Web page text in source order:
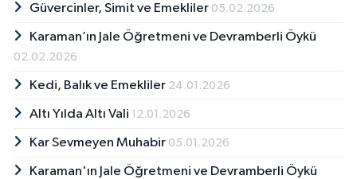
Güvercinler, Simit ve Emekliler 05.02.2026
Karaman’ın Jale Öğretmeni ve Devramberli Öykü
02.02.2026
Kedi, Balık ve Emekliler 24.01.2026
Altı Yılda Altı Vali 12.01.2026
Kar Sevmeyen Muhabir 05.01.2026
Karaman'ın Jale Öğretmeni ve Devramberli Öykü